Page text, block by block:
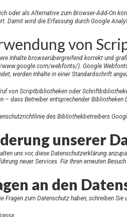
oder als Alternative zum Browser-Add-On
Damit wird die Erfassung durch Google
von
Inhalte browserübergreifend korrekt und
webfonts/). Google
werden Inhalte in einer Standardschrift
von Scriptbibliotheken oder
– dass Betreiber entsprechender Bibliotheken
des Bibliothekbetreibers
unserer
uns vor, diese Datenschutzerklärung
neuer Services. Für Ihren erneuten
an den
Fragen zum Datenschutz haben, schreiben